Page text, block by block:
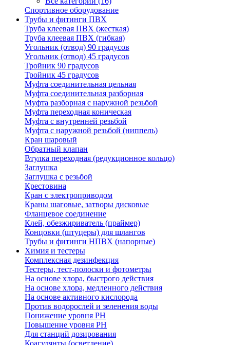
Спортивное оборудование
Трубы и фитинги ПВХ
Труба клеевая ПВХ (жесткая)
Труба клеевая ПВХ (гибкая)
Угольник (отвод) 90 градусов
Угольник (отвод) 45 градусов
Тройник 90 градусов
Тройник 45 градусов
Муфта соединительная цельная
Муфта соединительная разборная
Муфта разборная с наружной резьбой
Муфта переходная коническая
Муфта с внутренней резьбой
Муфта с наружной резьбой (ниппель)
Кран шаровый
Обратный клапан
Втулка переходная (редукционное кольцо)
Заглушка
Заглушка с резьбой
Крестовина
Кран с электроприводом
Краны шаговые, затворы дисковые
Фланцевое соединение
Клей, обезжириватель (праймер)
Концовки (штуцеры) для шлангов
Трубы и фитинги НПВХ (напорные)
Химия и тестеры
Комплексная дезинфекция
Тестеры, тест-полоски и фотометры
На основе хлора, быстрого действия
На основе хлора, медленного действия
На основе активного кислорода
Против водорослей и зеленения воды
Понижение уровня РН
Повышение уровня РН
Для станций дозирования
Коагулянты (осветление)